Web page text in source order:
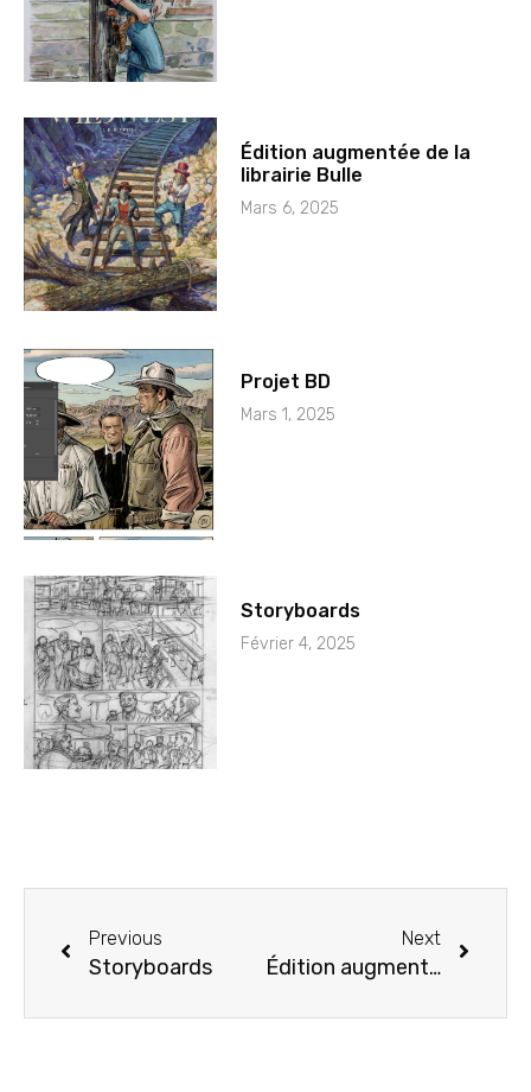
Édition augmentée de la
librairie Bulle
Mars 6, 2025
Projet BD
Mars 1, 2025
Storyboards
Février 4, 2025
Previous
Storyboards
Next
Édition augmentée de la librairie Bulle